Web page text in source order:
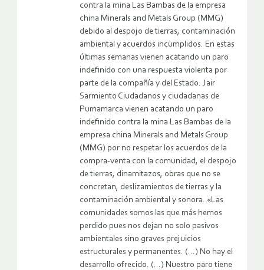
contra la mina Las Bambas de la empresa
china Minerals and Metals Group (MMG)
debido al despojo de tierras, contaminación
ambiental y acuerdos incumplidos. En estas
últimas semanas vienen acatando un paro
indefinido con una respuesta violenta por
parte de la compañía y del Estado. Jair
Sarmiento Ciudadanos y ciudadanas de
Pumamarca vienen acatando un paro
indefinido contra la mina Las Bambas de la
empresa china Minerals and Metals Group
(MMG) por no respetar los acuerdos de la
compra-venta con la comunidad, el despojo
de tierras, dinamitazos, obras que no se
concretan, deslizamientos de tierras y la
contaminación ambiental y sonora. «Las
comunidades somos las que más hemos
perdido pues nos dejan no solo pasivos
ambientales sino graves prejuicios
estructurales y permanentes. (…) No hay el
desarrollo ofrecido. (…) Nuestro paro tiene